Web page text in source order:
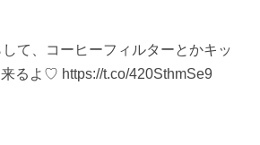
て、コーヒーフィルターとかキッ
るよ♡ https://t.co/420SthmSe9